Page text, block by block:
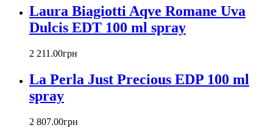
Christian Audigier
Christian Dior
Christian Lacroix
Cindy Crawford
Clinique
Clive Christian
CnR Create
Comme Des Garcons
Laura Biagiotti Aqve Romane Uva
Dulcis EDT 100 ml spray
2 211 .00грн
La Perla Just Precious EDP 100 ml
spray
2 807.00грн